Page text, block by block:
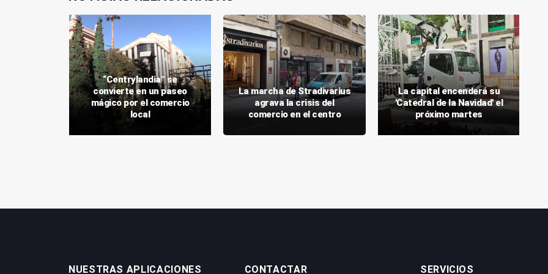
“Centrylandia” se
convierte en un paseo
mágico por el comercio
local
La marcha de Stradivarius
agrava la crisis del
comercio en el centro
La capital encenderá su
'Catedral de la Navidad' el
próximo martes
NUESTRAS APLICACIONES CONTACTAR SERVICIOS